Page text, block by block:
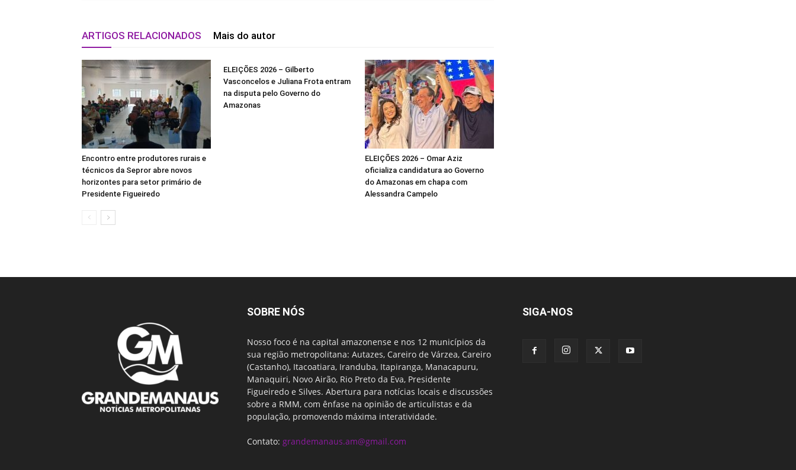
ARTIGOS RELACIONADOS Mais do autor
Encontro entre produtores rurais e
técnicos da Sepror abre novos
horizontes para setor primário de
Presidente Figueiredo
ELEIÇÕES 2026 – Gilberto
Vasconcelos e Juliana Frota entram
na disputa pelo Governo do
Amazonas
ELEIÇÕES 2026 – Omar Aziz
oficializa candidatura ao Governo
do Amazonas em chapa com
Alessandra Campelo
SOBRE NÓS
Nosso foco é na capital amazonense e nos 12 municípios da
sua região metropolitana: Autazes, Careiro de Várzea, Careiro
(Castanho), Itacoatiara, Iranduba, Itapiranga, Manacapuru,
Manaquiri, Novo Airão, Rio Preto da Eva, Presidente
Figueiredo e Silves. Abertura para notícias locais e discussões
sobre a RMM, com ênfase na opinião de articulistas e da
população, promovendo máxima interatividade.
Contato: grandemanaus.am@gmail.com
SIGA-NOS